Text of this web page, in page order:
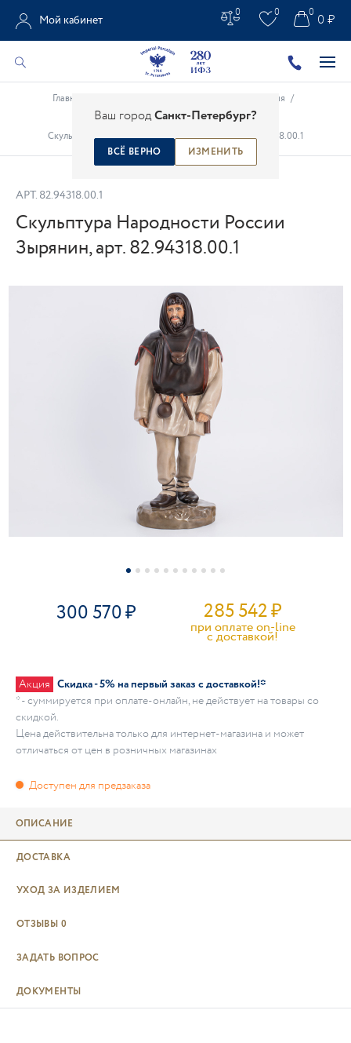
Ваш городСанкт-Петербург?
ВСЁ ВЕРНО ИЗМЕНИТЬ
Мой кабинет
0 0 0 ₽
0
Главная Высокохудожественные изделия /
Народности России /
Скульптура Народности России Зырянин, арт. 82.94318.00.1
АРТ. 82.94318.00.1
Скульптура Народности России
Зырянин, арт. 82.94318.00.1
300 570 285 542₽
при оплате on-line
c доставкой!
Акция Скидка - 5% на первый заказ с доставкой!*
* - суммируется при оплате-онлайн, не действует на товары со
скидкой.
Цена действительна только для интернет-магазина и может
отличаться от цен в розничных магазинах
ОПИСАНИЕ
ДОСТАВКА
УХОД ЗА ИЗДЕЛИЕМ
ОТЗЫВЫ 0
ЗАДАТЬ ВОПРОС
ДОКУМЕНТЫ